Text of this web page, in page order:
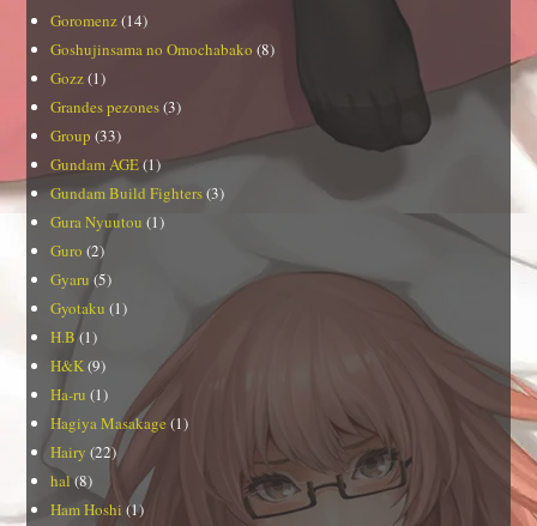
Goromenz(14)
Goshujinsama no Omochabako (8)
Gozz(1)
Grandes pezones(3)
Group (33)
Gundam AGE(1)
Gundam Build Fighters(3)
Gura Nyuutou (1)
Guro (2)
Gyaru (5)
Gyotaku (1)
H.B (1)
H&K(9)
Ha-ru (1)
Hagiya Masakage(1)
Hairy (22)
hal(8)
Ham Hoshi (1)